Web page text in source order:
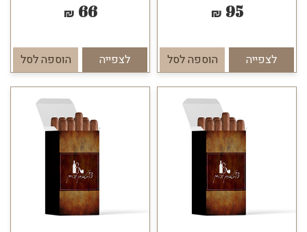
95
₪
לצפייה הוספה לסל
66
₪
לצפייה הוספה לסל